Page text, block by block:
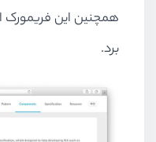
همچنین این فریمورک
برد.